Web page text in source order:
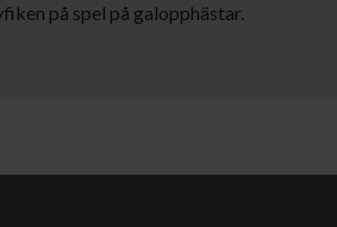
på spel på galopphästar.